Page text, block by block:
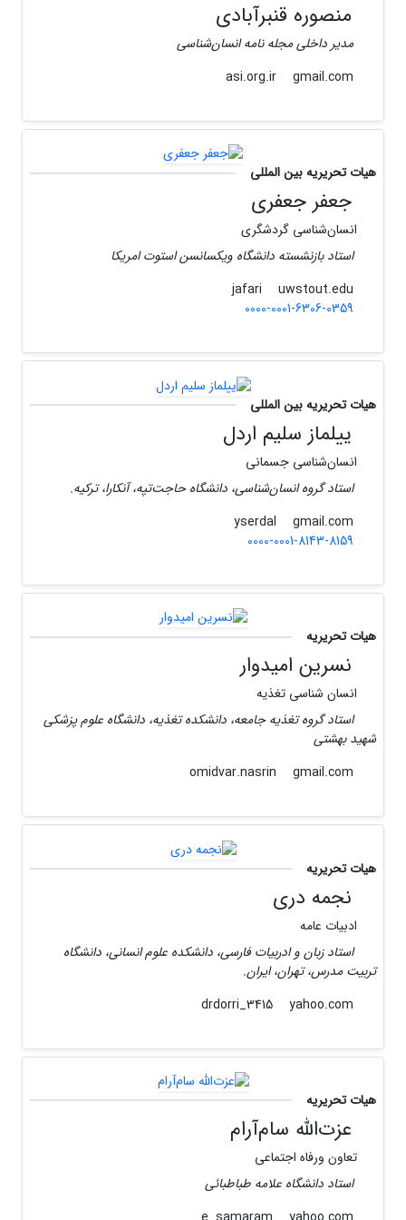
منصوره قنبرآبادی
مدیر داخلی مجله نامه انسان‌شناسی
gmail.com
هیات تحریریه بین المللی
جعفر جعفری
انسان‌شناسی گردشگری
استاد بازنشسته دانشگاه ویکسانسن استوت امریکا
uwstout.edu
0000-0001-6306-0359
هیات تحریریه بین المللی
ییلماز سلیم اردل
انسان‌شناسی جسمانی
استاد گروه انسان‌شناسی، دانشگاه حاجت‌تپه، آنکارا، ترکیه.
gmail.com
0000-0001-8143-8159
هیات تحریریه
نسرین امیدوار
انسان شناسی تغذیه
استاد گروه تغذیه جامعه، دانشکده تغذیه، دانشگاه علوم پزشکی
شهید بهشتی
gmail.com
هیات تحریریه
نجمه دری
ادبیات عامه
استاد زبان و ادربیات فارسی، دانشکده علوم انسانی، دانشگاه
تربیت مدرس، تهران، ایران.
yahoo.com
هیات تحریریه
عزت‌الله سام‌‌آرام‌
تعاون ورفاه اجتماعی
استاد دانشگاه علامه طباطبائی